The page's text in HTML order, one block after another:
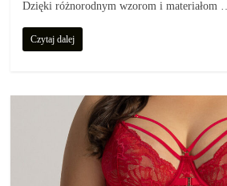
Dzięki różnorodnym wzorom i materiałom …
Czytaj dalej